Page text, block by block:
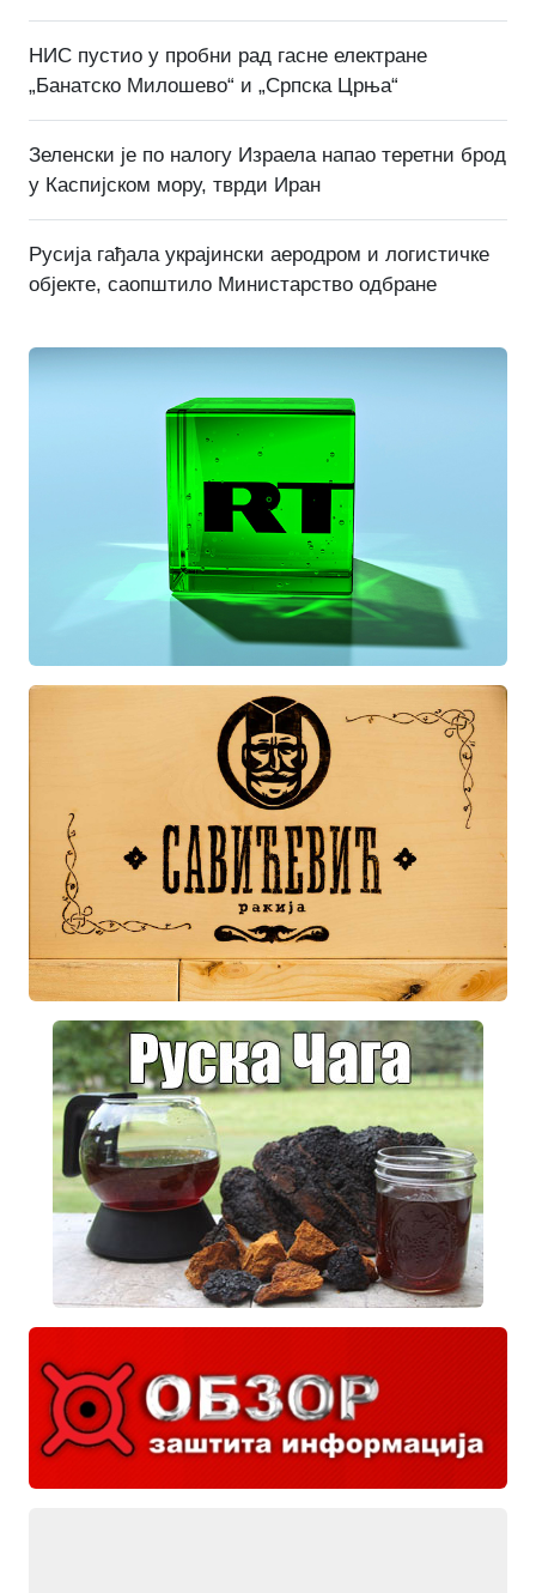
НИС пустио у пробни рад гасне електране
„Банатско Милошево“ и „Српска Црња“
Зеленски је по налогу Израела напао теретни брод
у Каспијском мору, тврди Иран
Русија гађала украјински аеродром и логистичке
објекте, саопштило Министарство одбране